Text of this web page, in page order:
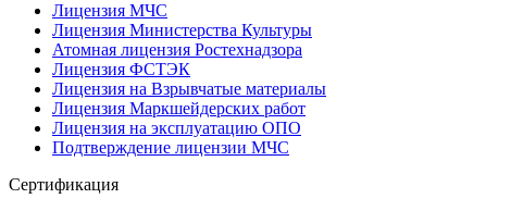
Лицензия МЧС
Лицензия Министерства Культуры
Атомная лицензия Ростехнадзора
Лицензия ФСТЭК
Лицензия на Взрывчатые материалы
Лицензия Маркшейдерских работ
Лицензия на эксплуатацию ОПО
Подтверждение лицензии МЧС
Сертификация